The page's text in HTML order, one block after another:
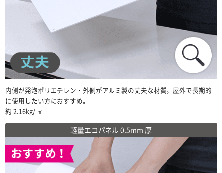
内側が発泡ポリエチレン・外側がアルミ製の丈夫な材質。屋外で長期的
に使用したい方におすすめ。
約 2.16kg/ ㎡
軽量エコパネル 0.5mm 厚